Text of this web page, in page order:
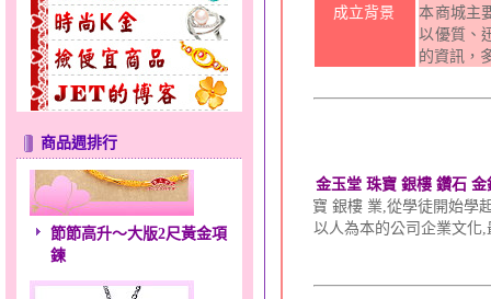
商品週排行
節節高升～大版2尺黃金項
鍊
成立背景
本商城主
以優質、
的資訊，
金玉堂 珠寶 銀樓 鑽石
寶 銀樓 業,從學徒開始學
以人為本的公司企業文化